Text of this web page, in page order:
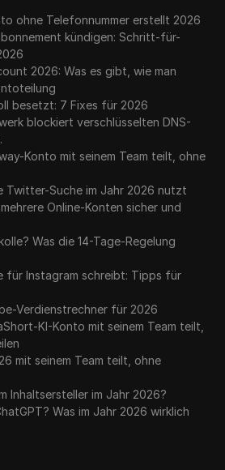
ohne Telefonnummer erstellt 2026
kündigen: Schritt-für-
2026: Was es gibt, wie man
besetzt: 7 Fixes für 2026
blockiert verschlüsselten DNS-
Konto mit seinem Team teilt, ohne
Twitter-Suche im Jahr 2026 nutzt
Online-Konten sicher und
Was die 14-Tage-Regelung
für Instagram schreibt: Tipps für
Verdienstrechner für 2026
KI-Konto mit seinem Team teilt,
mit seinem Team teilt, ohne
Inhaltsersteller im Jahr 2026?
Was im Jahr 2026 wirklich